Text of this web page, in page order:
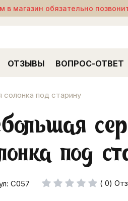
в магазин обязательно
ОТЗЫВЫ ВОПРОС-ОТВЕТ
под старину
под
С057 ( 0)